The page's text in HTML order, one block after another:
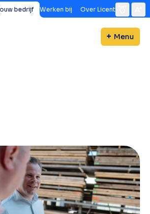
bedrijf Werken bij Over Licent
Menu